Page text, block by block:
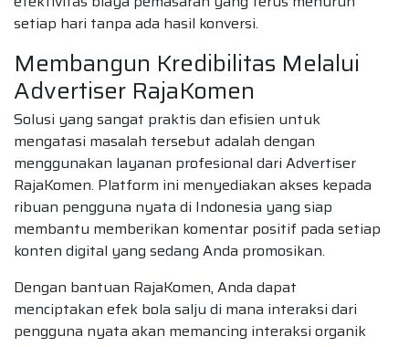
setiap hari tanpa ada hasil konversi.
Membangun Kredibilitas Melalui
Advertiser RajaKomen
Solusi yang sangat praktis dan efisien untuk
mengatasi masalah tersebut adalah dengan
menggunakan layanan profesional dari Advertiser
RajaKomen. Platform ini menyediakan akses kepada
ribuan pengguna nyata di Indonesia yang siap
membantu memberikan komentar positif pada setiap
konten digital yang sedang Anda promosikan.
Dengan bantuan RajaKomen, Anda dapat
menciptakan efek bola salju di mana interaksi dari
pengguna nyata akan memancing interaksi organik